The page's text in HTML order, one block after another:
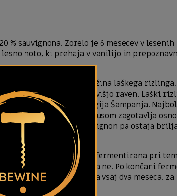
sauvignona. Zorelo je 6 mesecev v
noto, ki prehaja v vanilijo in
vina. Opazna je svežina laškega
ki vino dvigne na še višjo raven. Laški
vinorodna regija Šampanja.
in bogatim okusom zagotavlja
dveh v zvrsti. Sauvignon pa ostaja
Vsa tri vina so suha, fermentirana pri
sauvignon pa ne. Po končani
not. Tukaj se stara vsaj dva meseca,